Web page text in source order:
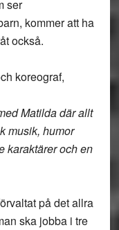
ser
kommer att ha
också.
koreograf,
Matilda där allt
musik, humor
karaktärer och en
på det allra
ska jobba i tre